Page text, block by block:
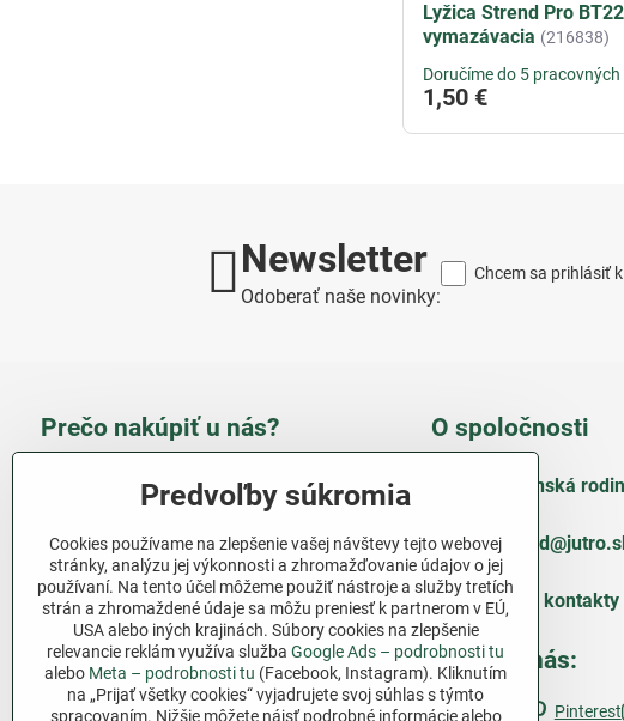
Lyžica Strend Pro
vymazávacia (216838)
Doručíme do 5 pracovných
1,50 €
Newsletter
Odoberať naše novinky:
Chcem sa prihlásiť
Prečo nakúpiť u nás?
Takmer 100 % spokojných
zákazníkov
Nízka cena produktov - ušetríte
Rýchla komunikácia - mail
Pri nákupe nad 69 € doprava
zadarmo
O spoločnosti
Slovenská
Ďalšie kontakty
Sledujte nás:
Facebook Pinterest
Predvoľby súkromia
Cookies používame na zlepšenie vašej návštevy tejto webovej
stránky, analýzu jej výkonnosti a zhromažďovanie údajov o jej
používaní. Na tento účel môžeme použiť nástroje a služby tretích
strán a zhromaždené údaje sa môžu preniesť k partnerom v EÚ,
USA alebo iných krajinách. Súbory cookies na zlepšenie
relevancie reklám využíva služba Google Ads – podrobnosti tu
alebo Meta – podrobnosti tu (Facebook, Instagram). Kliknutím
na „Prijať všetky cookies“ vyjadrujete svoj súhlas s týmto
spracovaním. Nižšie môžete nájsť podrobné informácie alebo